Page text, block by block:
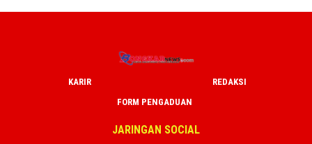
KARIR
REDAKSI
FORM PENGADUAN
JARINGAN SOCIAL